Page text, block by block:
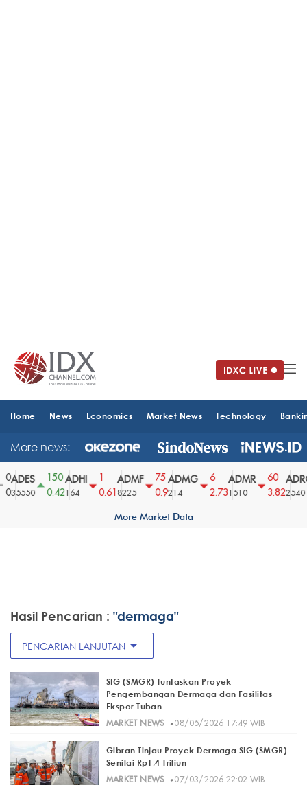
Home News Economics Market News Technology
More news:
ADES
35550
150
0.42
ADHI
164
0.61
ADMF
8225
75
0.9
ADMG
214
2.73
ADMR
1510
60
3.82
ADRO
2540
More Market Data
Hasil Pencarian : "dermaga"
PENCARIAN LANJUTAN arrow_drop_down
SIG (SMGR) Tuntaskan Proyek
Pengembangan Dermaga dan Fasilitas
Ekspor Tuban
MARKET NEWS· 08/05/2026 17:49 WIB
Gibran Tinjau Proyek Dermaga SIG (SMGR)
Senilai Rp1,4 Triliun
MARKET NEWS· 07/03/2026 22:02 WIB